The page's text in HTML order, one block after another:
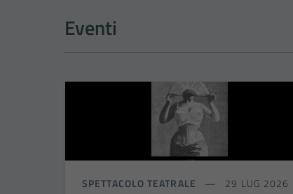
Eventi
SPETTACOLO TEATRALE 29 LUG 2026